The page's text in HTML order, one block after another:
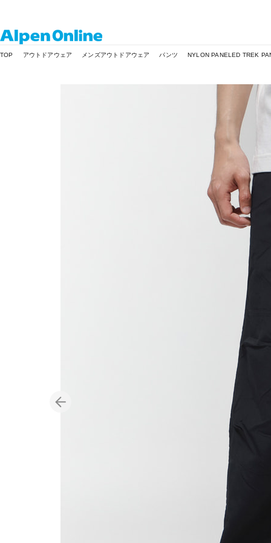
Online
TOP アウトドアウェア メンズアウトドアウェア パンツ NYLON PANELED TREK